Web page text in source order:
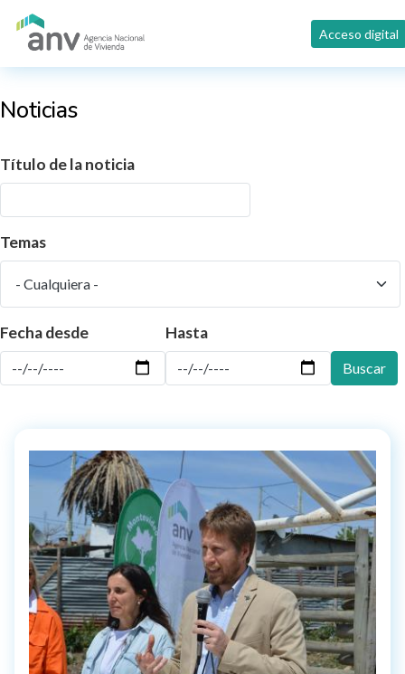
Pasar al contenido principal
Acceso digital
Noticias
Título de la noticia
Temas
Fecha desde Hasta
Buscar